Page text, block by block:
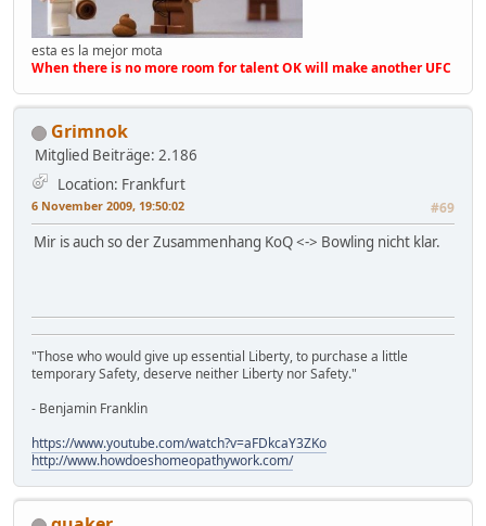
esta es la mejor mota
When there is no more room for talent OK will make another UFC
Grimnok
Mitglied Beiträge: 2.186
Location: Frankfurt
6 November 2009, 19:50:02 #69
Mir is auch so der Zusammenhang KoQ <-> Bowling nicht klar.
"Those who would give up essential Liberty, to purchase a little
temporary Safety, deserve neither Liberty nor Safety."
- Benjamin Franklin
https://www.youtube.com/watch?v=aFDkcaY3ZKo
http://www.howdoeshomeopathywork.com/